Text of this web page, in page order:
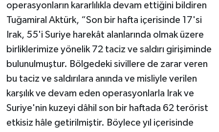
operasyonların kararlılıkla devam ettiğini bildiren
Tuğamiral Aktürk, “Son bir hafta içerisinde 17'si
Irak, 55'i Suriye harekât alanlarında olmak üzere
birliklerimize yönelik 72 taciz ve saldırı girişiminde
bulunulmuştur. Bölgedeki sivillere de zarar veren
bu taciz ve saldırılara anında ve misliyle verilen
karşılık ve devam eden operasyonlarla Irak ve
Suriye'nin kuzeyi dâhil son bir haftada 62 terörist
etkisiz hâle getirilmiştir. Böylece yıl içerisinde